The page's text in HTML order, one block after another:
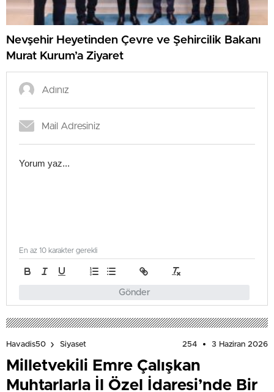
Nevşehir Heyetinden Çevre ve Şehircilik Bakanı
Murat Kurum’a Ziyaret
Gönder
En az 10 karakter gerekli
Havadis50 Siyaset 254 3 Haziran 2026
Milletvekili Emre Çalışkan
Muhtarlarla İl Özel İdaresi’nde Bir